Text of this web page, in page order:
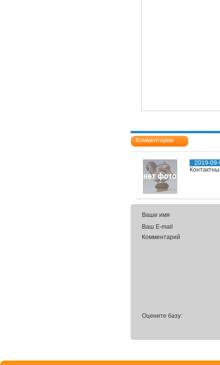
Комментарии
2019-
Ваше имя
Ваш E-mail
Комментарий
Оцените базу: